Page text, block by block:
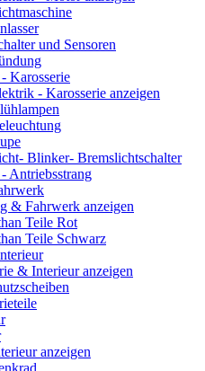
und Sensoren
Karosserie
- Karosserie anzeigen
Blinker- Bremslichtschalter
Antriebsstrang
& Fahrwerk anzeigen
Teile Rot
Teile Schwarz
& Interieur anzeigen
anzeigen